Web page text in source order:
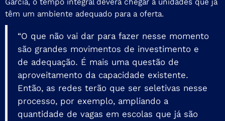
têm um ambiente adequado para a oferta.
“O que não vai dar para fazer nesse momento
são grandes movimentos de investimento e
de adequação. É mais uma questão de
aproveitamento da capacidade existente.
Então, as redes terão que ser seletivas nesse
processo, por exemplo, ampliando a
quantidade de vagas em escolas que já são